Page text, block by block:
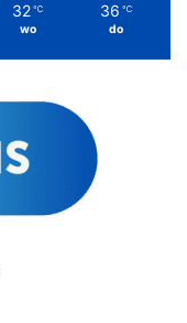
32 ℃
wo
36 ℃
do